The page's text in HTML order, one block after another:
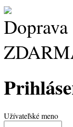
Užívateľské meno